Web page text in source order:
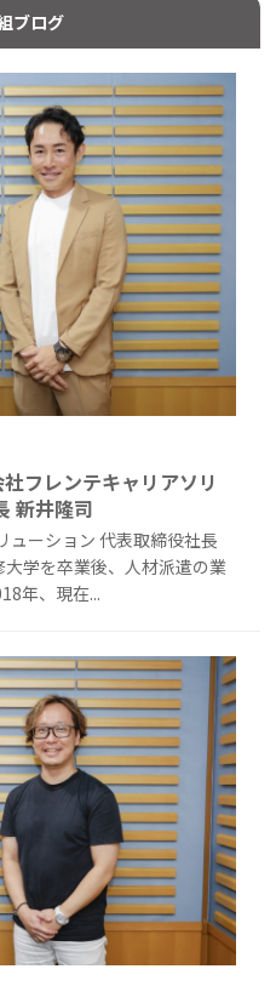
ブログ
フレンテキャリアソリ
新井隆司
ューション 代表取締役社長
学を卒業後、人材派遣の業
年、現在...